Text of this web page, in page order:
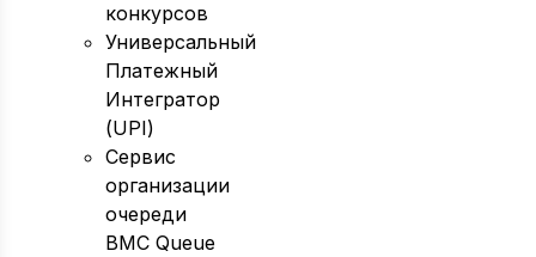
конкурсов
Универсальный
Платежный
Интегратор
(UPI)
Сервис
организации
очереди
BMC Queue